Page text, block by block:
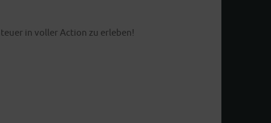
in voller Action zu erleben!